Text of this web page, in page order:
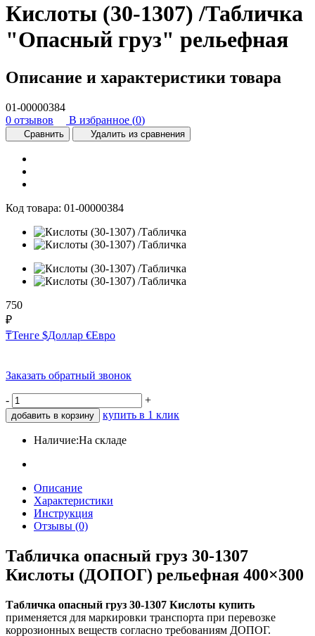
Кислоты (30-1307) /Табличка
"Опасный груз" рельефная
Описание и характеристики товара
01-00000384
0 отзывов
В избранное (0)
Сравнить Удалить из сравнения
Код товара: 01-00000384
750
₽
₸Тенге $Доллар €Евро
Заказать обратный звонок
- +
добавить в корзину купить в 1 клик
Наличие:На складе
Описание
Характеристики
Инструкция
Отзывы (0)
Табличка опасный груз 30-1307
Кислоты (ДОПОГ) рельефная 400×300
Табличка опасный груз 30-1307 Кислоты купить
применяется для маркировки транспорта при перевозке
коррозионных веществ согласно требованиям ДОПОГ.